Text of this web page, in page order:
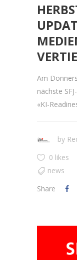
Am
nächste
«KI-
by
0 likes
news
Share